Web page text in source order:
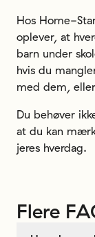
Hos Home-
oplever, at
barn under
hvis du
med dem,
Du behøver
at du kan
jeres hverdag.
Flere